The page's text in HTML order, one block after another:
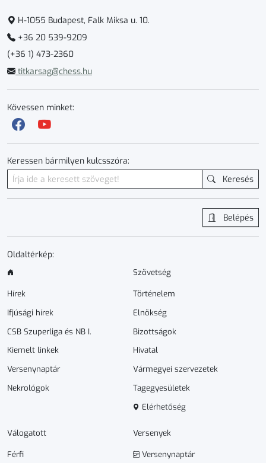
H-1055 Budapest, Falk Miksa u. 10.
+36 20 539-9209
(+36 1) 473-2360
titkarsag@chess.hu
Kövessen minket:
Keressen bármilyen kulcsszóra:
Keresés
Belépés
Oldaltérkép:
Hírek
Ifjúsági hírek
CSB Szuperliga és NB I.
Kiemelt linkek
Versenynaptár
Nekrológok
Szövetség
Történelem
Elnökség
Bizottságok
Hivatal
Vármegyei szervezetek
Tagegyesületek
Elérhetőség
Válogatott
Férfi
Versenyek
Versenynaptár